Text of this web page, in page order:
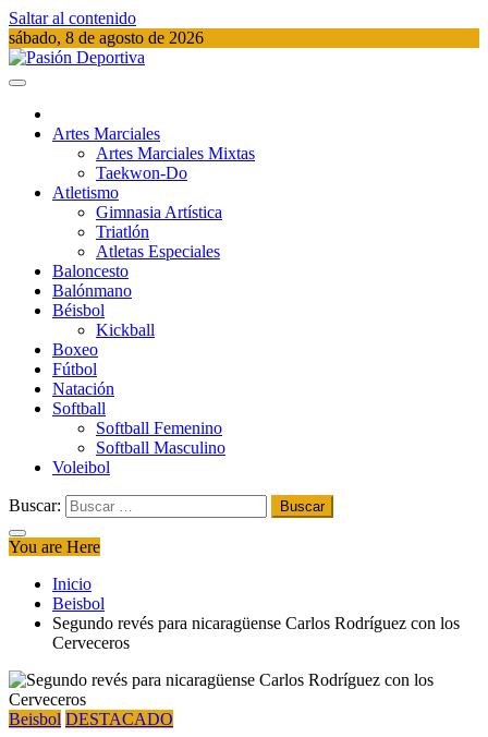
Saltar al contenido
sábado, 8 de agosto de 2026
Artes Marciales
Artes Marciales Mixtas
Taekwon-Do
Atletismo
Gimnasia Artística
Triatlón​
Atletas Especiales
Baloncesto
Balónmano
Béisbol
Kickball​
Boxeo
Fútbol
Natación​
Softball​
Softball​ Femenino
Softball​ Masculino
Voleibol​
Buscar:
You are Here
Inicio
Beisbol
Segundo revés para nicaragüense Carlos Rodríguez con los
Cerveceros
Beisbol DESTACADO